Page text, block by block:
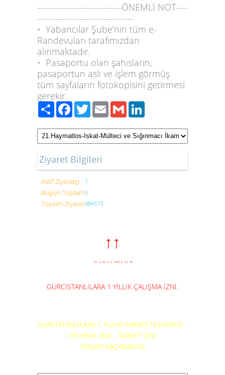
----------------------------ÖNEMLİ NOT----
--------------------------------
• Yabancılar Şube’nin tüm e-
Randevuları tarafımızdan
alınmaktadır.
• Pasaportu olan şahısların,
pasaportun aslı ve işlem görmüş
tüm sayfaların fotokopisini getirmesi
gerekir
PaylaşFacebook
TwitterEmailGmail
Ziyaret Bilgileri
Aktif Ziyaretçi 1
Bugün Toplam5
Toplam Ziyaret884573
↑↑
GARANTİMİZ
GÜRCİSTANLILARA 1 YILLIK ÇALIŞMA İZNİ.
GÜRCİSTANLILARA 1 YILLIK İKAMET TEZKERESİ -
OTURMA İZNİ - İKAMET İZNİ
FIRSATI KAÇIRMAYIN